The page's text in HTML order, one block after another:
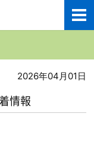
2026年04月01日
情報